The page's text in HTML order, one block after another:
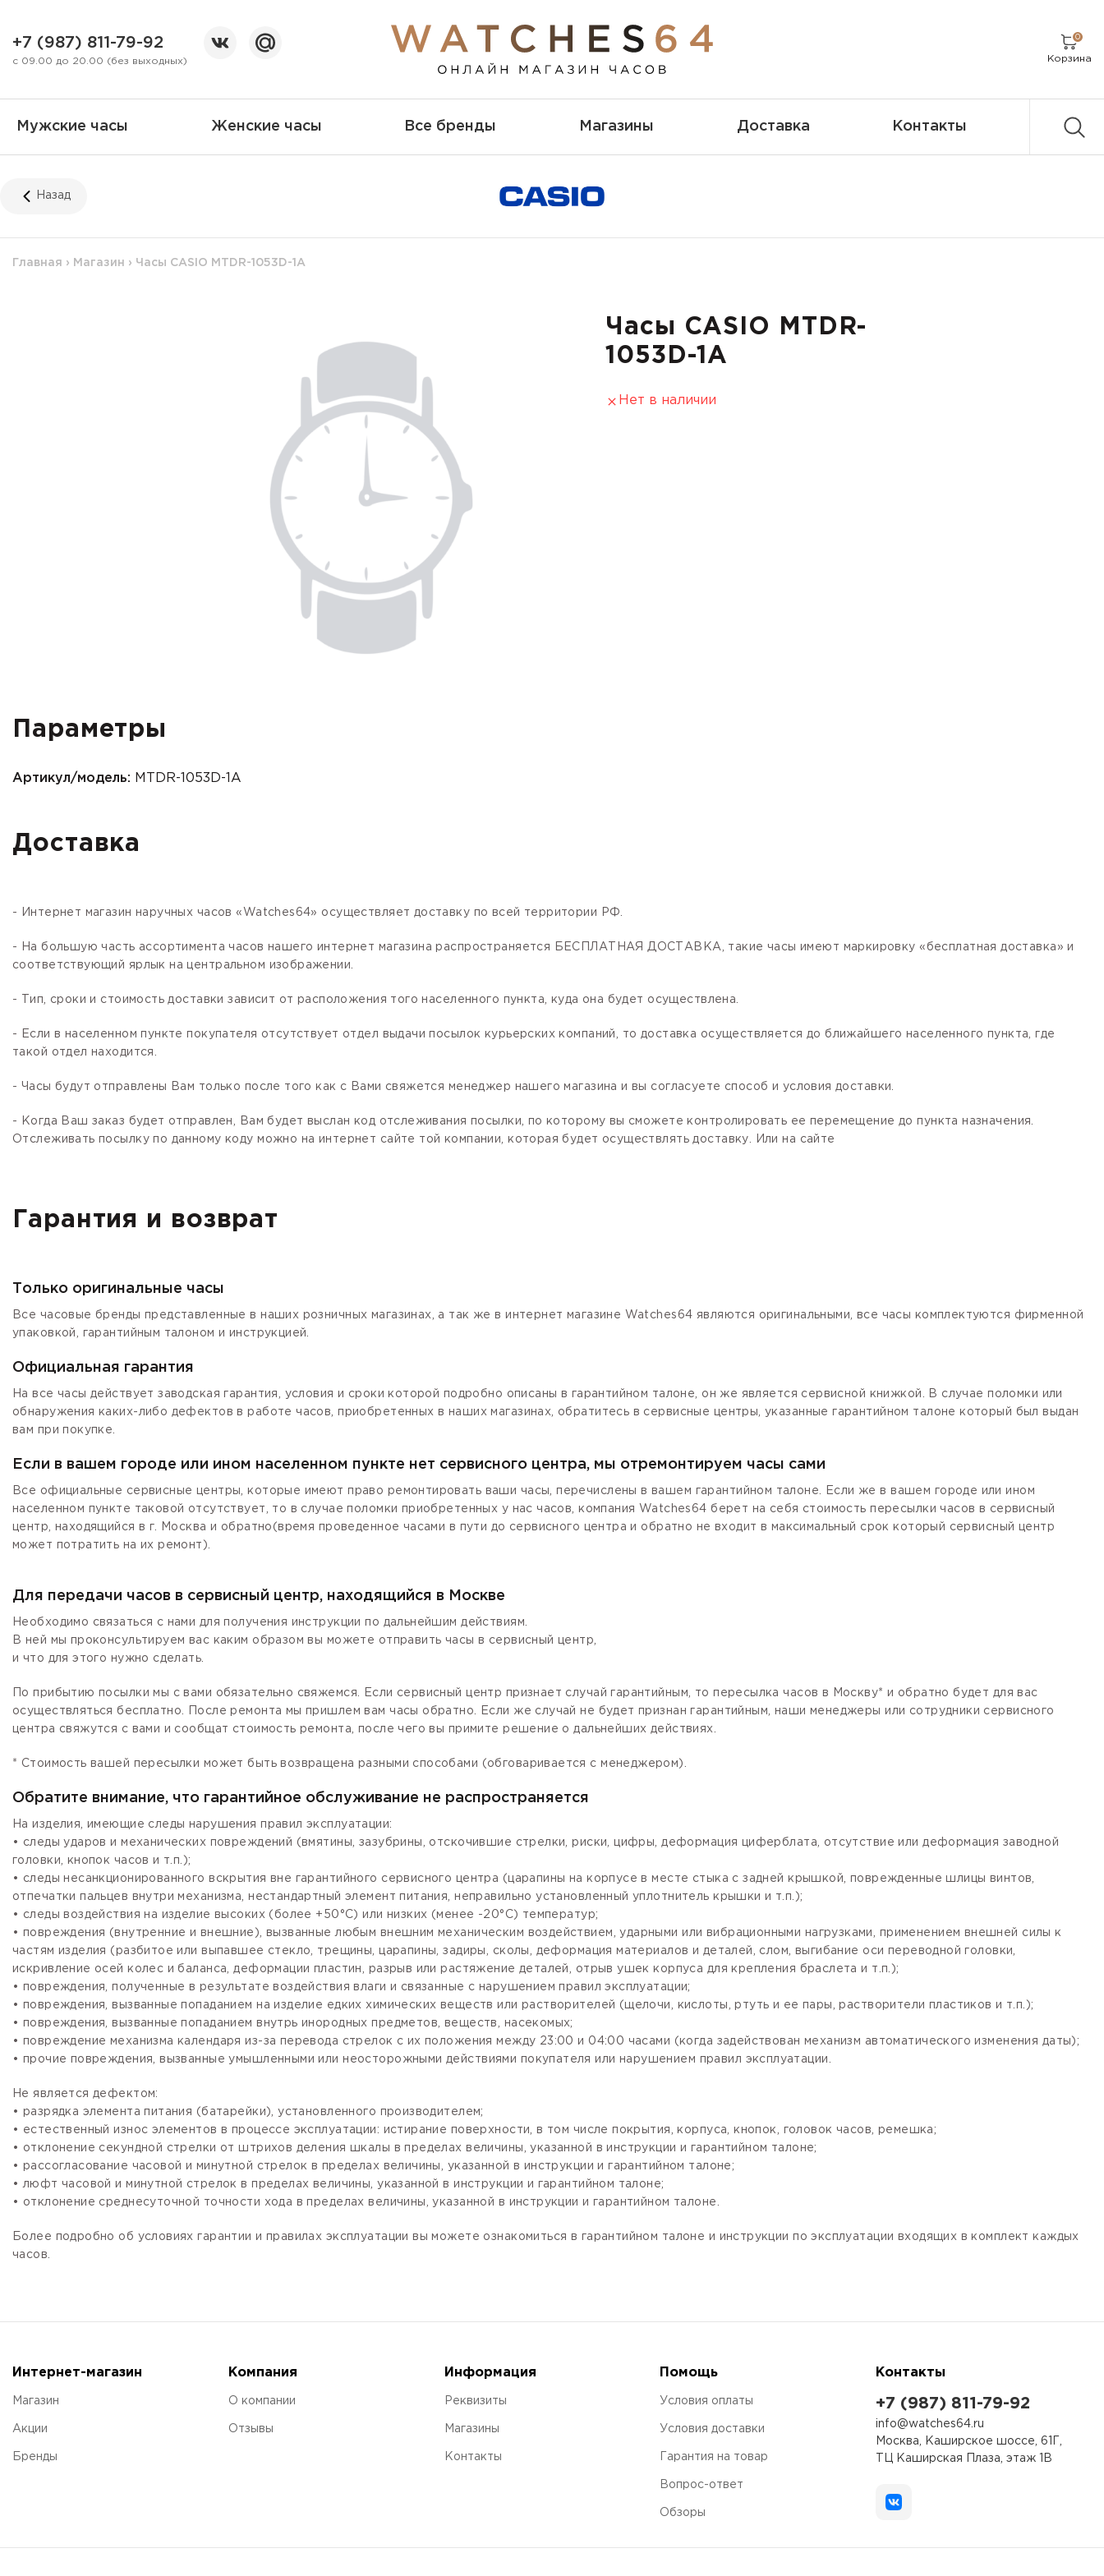
+7 (987) 811-79-92
с 09.00 до 20.00 (без выходных)
0
Корзина
Мужские часы Женские часы Все бренды Магазины Доставка Контакты
Назад
Главная › Магазин › Часы CASIO MTDR-1053D-1A
Часы CASIO MTDR-
1053D-1A
Нет в наличии
Параметры
Артикул/модель: MTDR-1053D-1A
Доставка
- Интернет магазин наручных часов «Watches64» осуществляет доставку по всей территории РФ.
- На большую часть ассортимента часов нашего интернет магазина распространяется БЕСПЛАТНАЯ ДОСТАВКА, такие часы имеют маркировку «бесплатная доставка» и
соответствующий ярлык на центральном изображении.
- Тип, сроки и стоимость доставки зависит от расположения того населенного пункта, куда она будет осуществлена.
- Если в населенном пункте покупателя отсутствует отдел выдачи посылок курьерских компаний, то доставка осуществляется до ближайшего населенного пункта, где
такой отдел находится.
- Часы будут отправлены Вам только после того как с Вами свяжется менеджер нашего магазина и вы согласуете способ и условия доставки.
- Когда Ваш заказ будет отправлен, Вам будет выслан код отслеживания посылки, по которому вы сможете контролировать ее перемещение до пункта назначения.
Отслеживать посылку по данному коду можно на интернет сайте той компании, которая будет осуществлять доставку. Или на сайте
Гарантия и возврат
Только оригинальные часы
Все часовые бренды представленные в наших розничных магазинах, а так же в интернет магазине Watches64 являются оригинальными, все часы комплектуются фирменной
упаковкой, гарантийным талоном и инструкцией.
Официальная гарантия
На все часы действует заводская гарантия, условия и сроки которой подробно описаны в гарантийном талоне, он же является сервисной книжкой. В случае поломки или
обнаружения каких-либо дефектов в работе часов, приобретенных в наших магазинах, обратитесь в сервисные центры, указанные гарантийном талоне который был выдан
вам при покупке.
Если в вашем городе или ином населенном пункте нет сервисного центра, мы отремонтируем часы сами
Все официальные сервисные центры, которые имеют право ремонтировать ваши часы, перечислены в вашем гарантийном талоне. Если же в вашем городе или ином
населенном пункте таковой отсутствует, то в случае поломки приобретенных у нас часов, компания Watches64 берет на себя стоимость пересылки часов в сервисный
центр, находящийся в г. Москва и обратно(время проведенное часами в пути до сервисного центра и обратно не входит в максимальный срок который сервисный центр
может потратить на их ремонт).
Для передачи часов в сервисный центр, находящийся в Москве
Необходимо связаться с нами для получения инструкции по дальнейшим действиям.
В ней мы проконсультируем вас каким образом вы можете отправить часы в сервисный центр,
и что для этого нужно сделать.
По прибытию посылки мы с вами обязательно свяжемся. Если сервисный центр признает случай гарантийным, то пересылка часов в Москву* и обратно будет для вас
осуществляться бесплатно. После ремонта мы пришлем вам часы обратно. Если же случай не будет признан гарантийным, наши менеджеры или сотрудники сервисного
центра свяжутся с вами и сообщат стоимость ремонта, после чего вы примите решение о дальнейших действиях.
* Стоимость вашей пересылки может быть возвращена разными способами (обговаривается с менеджером).
Обратите внимание, что гарантийное обслуживание не распространяется
На изделия, имеющие следы нарушения правил эксплуатации:
• следы ударов и механических повреждений (вмятины, зазубрины, отскочившие стрелки, риски, цифры, деформация циферблата, отсутствие или деформация заводной
головки, кнопок часов и т.п.);
• следы несанкционированного вскрытия вне гарантийного сервисного центра (царапины на корпусе в месте стыка с задней крышкой, поврежденные шлицы винтов,
отпечатки пальцев внутри механизма, нестандартный элемент питания, неправильно установленный уплотнитель крышки и т.п.);
• следы воздействия на изделие высоких (более +50°С) или низких (менее -20°С) температур;
• повреждения (внутренние и внешние), вызванные любым внешним механическим воздействием, ударными или вибрационными нагрузками, применением внешней силы к
частям изделия (разбитое или выпавшее стекло, трещины, царапины, задиры, сколы, деформация материалов и деталей, слом, выгибание оси переводной головки,
искривление осей колес и баланса, деформации пластин, разрыв или растяжение деталей, отрыв ушек корпуса для крепления браслета и т.п.);
• повреждения, полученные в результате воздействия влаги и связанные с нарушением правил эксплуатации;
• повреждения, вызванные попаданием на изделие едких химических веществ или растворителей (щелочи, кислоты, ртуть и ее пары, растворители пластиков и т.п.);
• повреждения, вызванные попаданием внутрь инородных предметов, веществ, насекомых;
• повреждение механизма календаря из-за перевода стрелок с их положения между 23:00 и 04:00 часами (когда задействован механизм автоматического изменения даты);
• прочие повреждения, вызванные умышленными или неосторожными действиями покупателя или нарушением правил эксплуатации.
Не является дефектом:
• разрядка элемента питания (батарейки), установленного производителем;
• естественный износ элементов в процессе эксплуатации: истирание поверхности, в том числе покрытия, корпуса, кнопок, головок часов, ремешка;
• отклонение секундной стрелки от штрихов деления шкалы в пределах величины, указанной в инструкции и гарантийном талоне;
• рассогласование часовой и минутной стрелок в пределах величины, указанной в инструкции и гарантийном талоне;
• люфт часовой и минутной стрелок в пределах величины, указанной в инструкции и гарантийном талоне;
• отклонение среднесуточной точности хода в пределах величины, указанной в инструкции и гарантийном талоне.
Более подробно об условиях гарантии и правилах эксплуатации вы можете ознакомиться в гарантийном талоне и инструкции по эксплуатации входящих в комплект каждых
часов.
Интернет-магазин
Магазин
Акции
Бренды
Компания
О компании
Отзывы
Информация
Реквизиты
Магазины
Контакты
Помощь
Условия оплаты
Условия доставки
Гарантия на товар
Вопрос-ответ
Обзоры
Контакты
+7 (987) 811-79-92
info@watches64.ru
Москва, Каширское шоссе, 61Г,
ТЦ Каширская Плаза, этаж 1В